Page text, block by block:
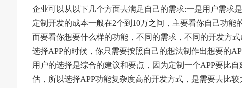
企业可以从以下几个方面去满足自己的需求:一是用户需求
定制开发的成本一般在2个到10万之间，主要看你自己功能
而要看你想要什么样的功能，不同的需求，不同的开发方式
选择APP的时候，你只需要按照自己的想法制作出想要的
用户的选择是综合的建议和要点，因为定制一个APP要比
估，所以选择APP功能复杂度高的开发方式，是需要去比较